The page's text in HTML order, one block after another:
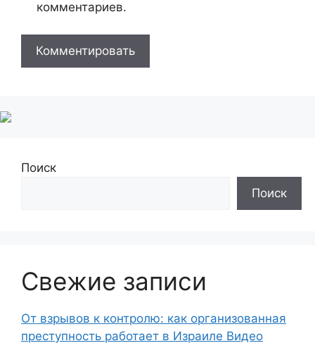
комментариев.
Поиск
Поиск
Свежие записи
От взрывов к контролю: как организованная
преступность работает в Израиле Видео